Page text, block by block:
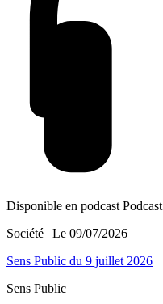
Disponible en podcast Podcast
Société | Le 09/07/2026
Sens Public du 9 juillet 2026
Sens Public